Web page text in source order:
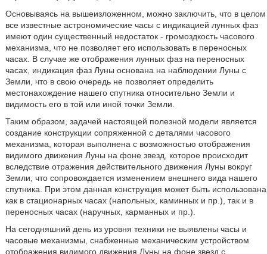
Основываясь на вышеизложенном, можно заключить, что в целом
все известные астрономические часы с индикацией лунных фаз
имеют один существенный недостаток - громоздкость часового
механизма, что не позволяет его использовать в переносных
часах. В случае же отображения лунных фаз на переносных
часах, индикация фаз Луны основана на наблюдении Луны с
Земли, что в свою очередь не позволяет определить
местонахождение нашего спутника относительно Земли и
видимость его в той или иной точки Земли.
Таким образом, задачей настоящей полезной модели является
создание конструкции сопряженной с деталями часового
механизма, которая выполнена с возможностью отображения
видимого движения Луны на фоне звезд, которое происходит
вследствие отражения действительного движения Луны вокруг
Земли, что сопровождается изменением внешнего вида нашего
спутника. При этом данная конструкция может быть использована
как в стационарных часах (напольных, каминных и пр.), так и в
переносных часах (наручных, карманных и пр.).
На сегодняшний день из уровня техники не выявлены часы и
часовые механизмы, снабженные механическим устройством
отображения видимого движения Луны на фоне звезд с